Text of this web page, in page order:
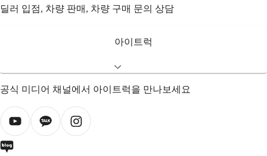
딜러 입점, 차량 판매, 차량 구매 문의 상담
아이트럭
공식 미디어 채널에서 아이트럭을 만나보세요